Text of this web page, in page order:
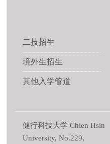
二技招生
境外生招生
其他入学管道
健行科技大学 Chien Hsin
University, No.229,